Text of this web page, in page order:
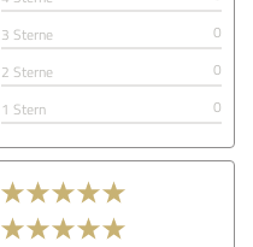
3 Sterne
0
2 Sterne
0
1 Stern
0